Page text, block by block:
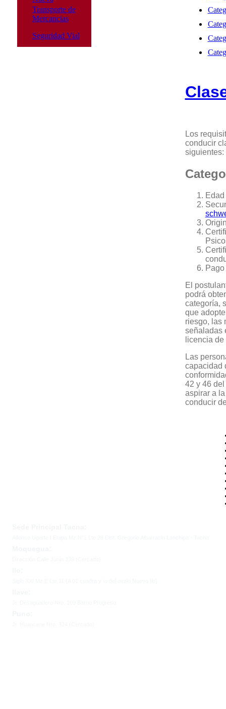
Transporte de
Mercancias
Seguridad Vial
Los
conducir
siguientes:
El
podrá
categoría,
que
riesgo, las
señaladas
licencia
Las
capacidad
42 y 46
aspirar a
conducir